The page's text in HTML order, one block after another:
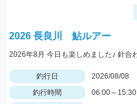
2026 長良川 鮎ルアー
釣行日
2026/08/08
釣行時間
06:00～15:30